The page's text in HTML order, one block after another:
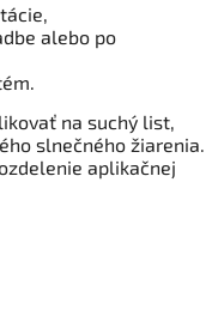
alebo po
na suchý list,
slnečného žiarenia.
aplikačnej